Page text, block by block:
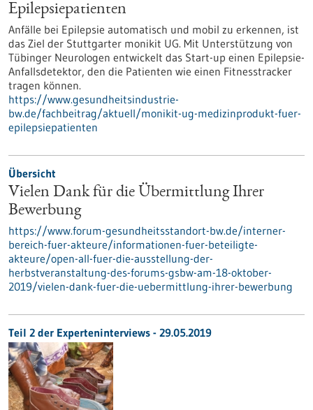
Epilepsiepatienten
Anfälle bei Epilepsie automatisch und mobil zu erkennen, ist
das Ziel der Stuttgarter monikit UG. Mit Unterstützung von
Tübinger Neurologen entwickelt das Start-up einen Epilepsie-
Anfallsdetektor, den die Patienten wie einen Fitnesstracker
tragen können.
https://www.gesundheitsindustrie-
bw.de/fachbeitrag/aktuell/monikit-ug-medizinprodukt-fuer-
epilepsiepatienten
Übersicht
Vielen Dank für die Übermittlung Ihrer
Bewerbung
https://www.forum-gesundheitsstandort-bw.de/interner-
bereich-fuer-akteure/informationen-fuer-beteiligte-
akteure/open-all-fuer-die-ausstellung-der-
herbstveranstaltung-des-forums-gsbw-am-18-oktober-
2019/vielen-dank-fuer-die-uebermittlung-ihrer-bewerbung
Teil 2 der Experteninterviews - 29.05.2019